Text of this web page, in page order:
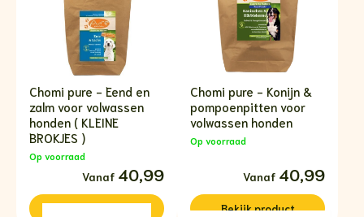
Chomi pure - Eend en
zalm voor volwassen
honden ( KLEINE
BROKJES )
Op voorraad
40,99
Chomi pure - Konijn &
pompoenpitten voor
volwassen honden
Op voorraad
40,99
Prijsklasse:
€40,99
tot
€108,99
Bekijkproduct